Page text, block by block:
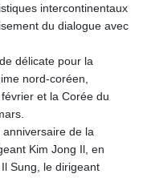
intercontinentaux
du dialogue avec
délicate pour la
nord-coréen,
et la Corée du
de la
Kim Jong Il, en
Sung, le dirigeant